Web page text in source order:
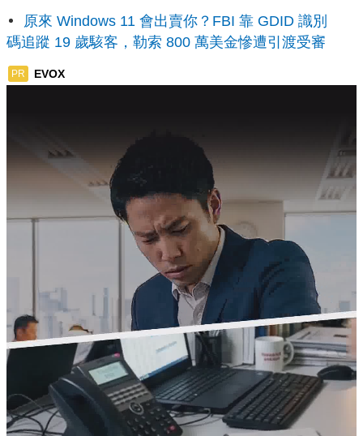
原來 Windows 11 會出賣你？FBI 靠 GDID 識別
碼追蹤 19 歲駭客，勒索 800 萬美金慘遭引渡受審
PR EVOX